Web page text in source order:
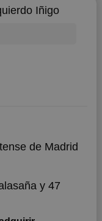
Iñigo
de Madrid
y 47